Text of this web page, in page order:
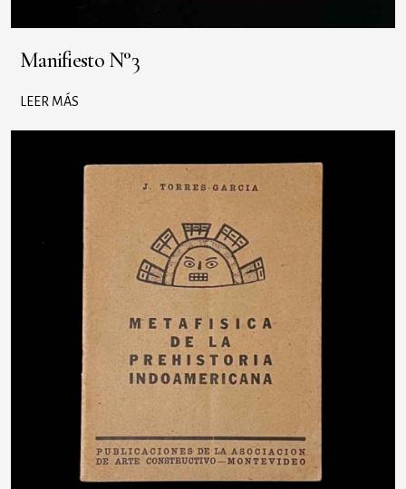
Manifiesto N°3
LEER MÁS